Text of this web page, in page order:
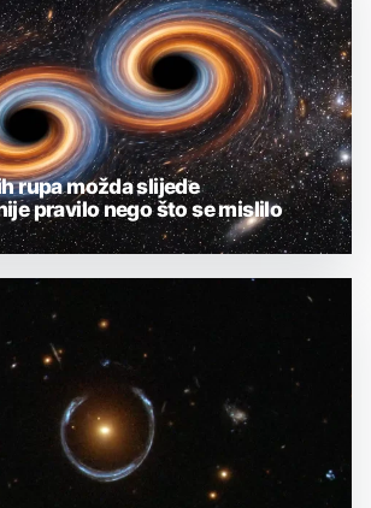
rupa možda slijede
pravilo nego što se mislilo